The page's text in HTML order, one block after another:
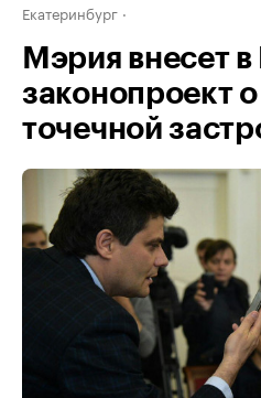
Екатеринбург
Мэрия внесет
законопроект
точечной